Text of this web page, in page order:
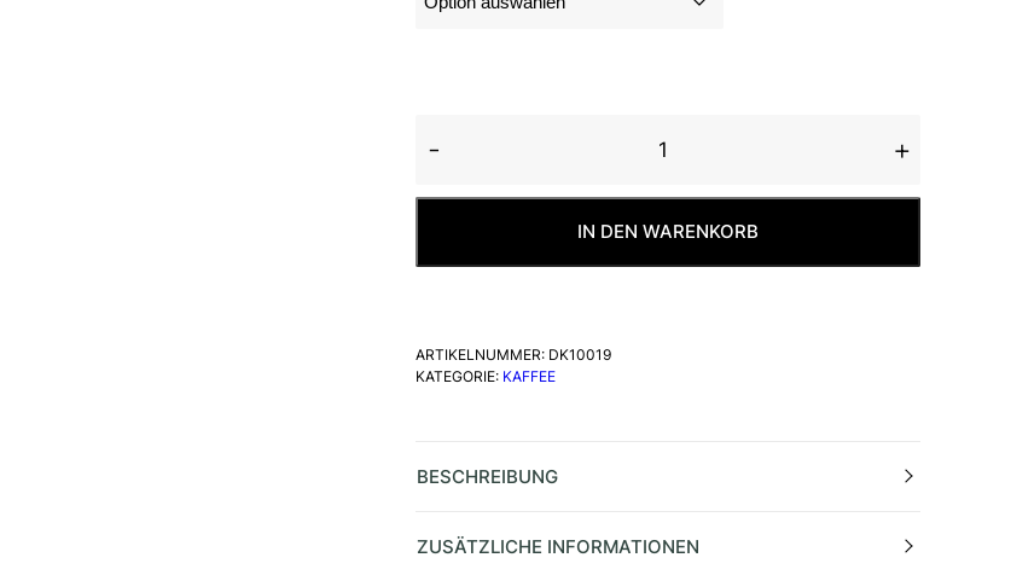
Tropical Mountains Menge
IN DEN WARENKORB
ARTIKELNUMMER: DK10019
KATEGORIE: KAFFEE
BESCHREIBUNG
ZUSÄTZLICHE INFORMATIONEN